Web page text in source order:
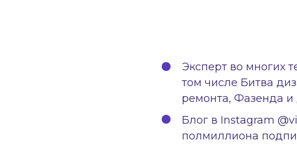
Блог в Instagram
полмиллиона
Эксперт во многих
том числе Битва
ремонта, Фазенда и